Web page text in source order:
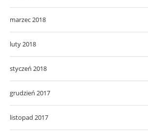
marzec 2018
luty 2018
styczeń 2018
grudzień 2017
listopad 2017